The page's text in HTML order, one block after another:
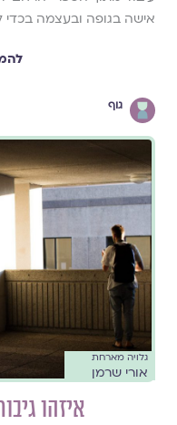
אישה בגופה ובעצמה בכדי
גוף
גלויה מארחת
אורי שרמן
איזהו